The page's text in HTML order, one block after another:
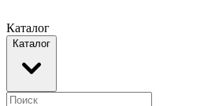
Каталог
Каталог